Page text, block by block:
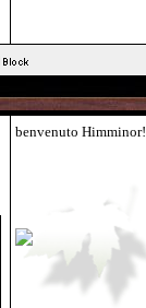
benvenuto Himminor!